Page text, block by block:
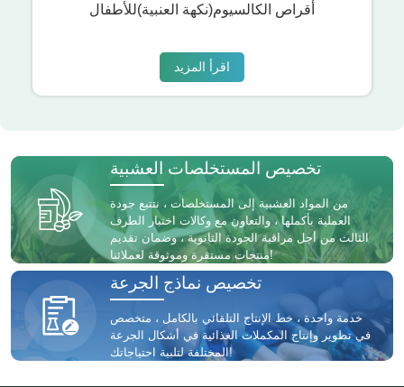
أقراص الكالسيوم(نكهة العنبية)للأطفال
اقرأ المزيد
تخصيص المستخلصات العشبية
من المواد العشبية إلى المستخلصات ، نتتبع جودة
العملية بأكملها ، والتعاون مع وكالات اختبار الطرف
الثالث من أجل مراقبة الجودة الثانوية ، وضمان تقديم
منتجات مستقرة وموثوقة لعملائنا!
تخصيص نماذج الجرعة
خدمة واحدة ، خط الإنتاج التلقائي بالكامل ، متخصص
في تطوير وإنتاج المكملات الغذائية في أشكال الجرعة
المختلفة لتلبية احتياجاتك!